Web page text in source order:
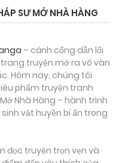
SƯ MỞ NHÀ HÀNG
– cánh cổng dẫn lối
truyện mở ra vô vàn
Hôm nay, chúng tôi
phẩm truyện tranh
Nhà Hàng – hành trình
vật huyền bí ẩn trong
đọc truyện trọn vẹn và